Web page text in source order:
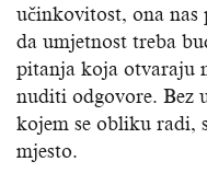
učinkovitost, ona nas
da umjetnost treba
pitanja koja otvaraju
nuditi odgovore. Bez
kojem se obliku radi,
mjesto.